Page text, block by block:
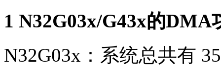
1 N32G03x/G43x的DMA
N32G03x：系统总共有